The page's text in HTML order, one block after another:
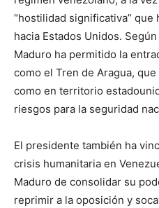
“hostilidad significativa” que
hacia Estados Unidos.
Maduro ha permitido la
como el Tren de Aragua,
como en territorio
riesgos para la seguridad
El presidente también ha
crisis humanitaria en
Maduro de consolidar su
reprimir a la oposición y